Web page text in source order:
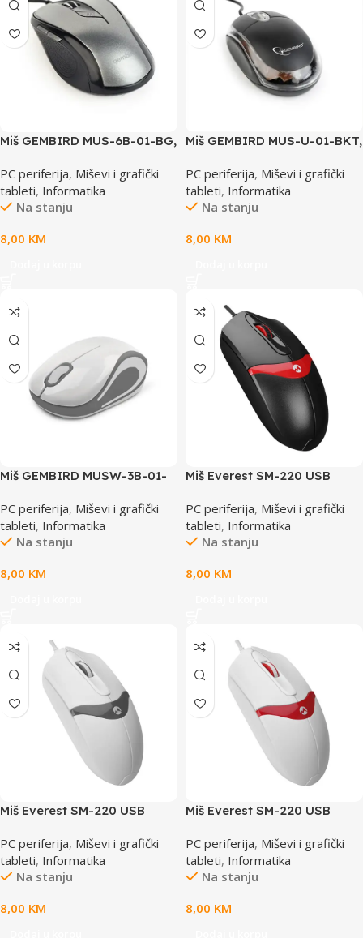
Miš GEMBIRD MUS-6B-01-BG,
1600 dpi,crni-sivi
PC periferija, Miševi i grafički
tableti, Informatika
Na stanju
8,00 KM
Miš GEMBIRD MUS-U-01-BKT,
PC periferija, Miševi i grafički
tableti, Informatika
Na stanju
8,00 KM
Miš GEMBIRD MUSW-3B-01-
PC periferija, Miševi i grafički
tableti, Informatika
Na stanju
8,00 KM
Miš Everest SM-220 USB
Optical, 36340
PC periferija, Miševi i grafički
tableti, Informatika
Na stanju
8,00 KM
Miš Everest SM-220 USB
Optical, 36345
PC periferija, Miševi i grafički
tableti, Informatika
Na stanju
8,00 KM
Miš Everest SM-220 USB
Optical
PC periferija, Miševi i grafički
tableti, Informatika
Na stanju
8,00 KM